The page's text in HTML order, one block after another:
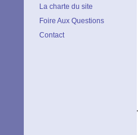
La charte du site
Foire Aux Questions
Contact